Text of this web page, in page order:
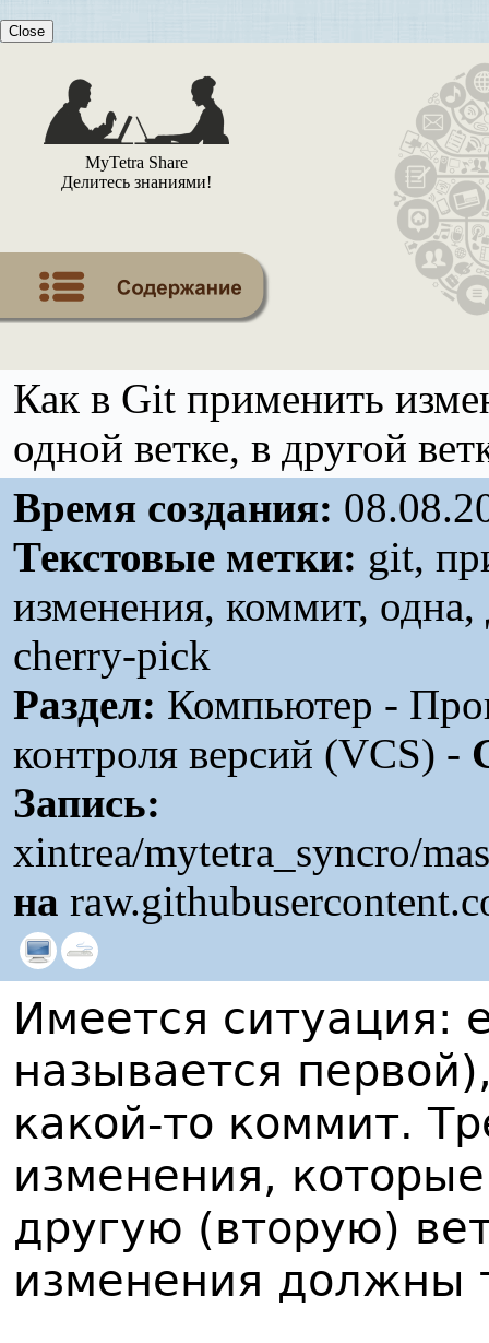
Close
MyTetra Share
Делитесь знаниями!
Как в Git применить
одной ветке, в другой
Время создания:
Текстовые метки: git,
изменения, коммит, одна,
cherry-pick
Раздел: Компьютер -
контроля версий (VCS) -
Запись:
xintrea/mytetra_syncro/
на
Имеется ситуация:
называется
какой-то коммит.
изменения,
другую (вторую)
изменения должны